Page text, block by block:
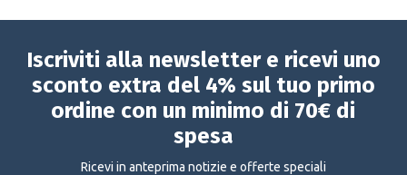
Iscriviti alla newsletter e ricevi uno
sconto extra del 4% sul tuo primo
ordine con un minimo di 70€ di
spesa
Ricevi in anteprima notizie e offerte speciali